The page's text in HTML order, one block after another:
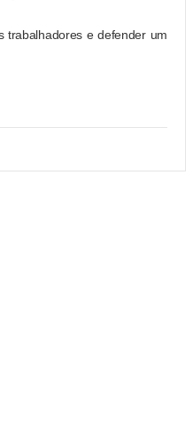
trabalhadores e defender um